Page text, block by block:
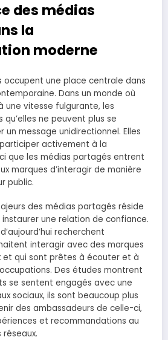
des médias
la
moderne
occupent une place centrale dans
Dans un monde où
une vitesse fulgurante, les
ne peuvent plus se
message unidirectionnel. Elles
activement à la
que les médias partagés entrent
marques d’interagir de manière
public.
des médias partagés réside
une relation de confiance.
recherchent
interagir avec des marques
et qui sont prêtes à écouter et à
Des études montrent
se sentent engagés avec une
sociaux, ils sont beaucoup plus
des ambassadeurs de celle-ci,
et recommandations au